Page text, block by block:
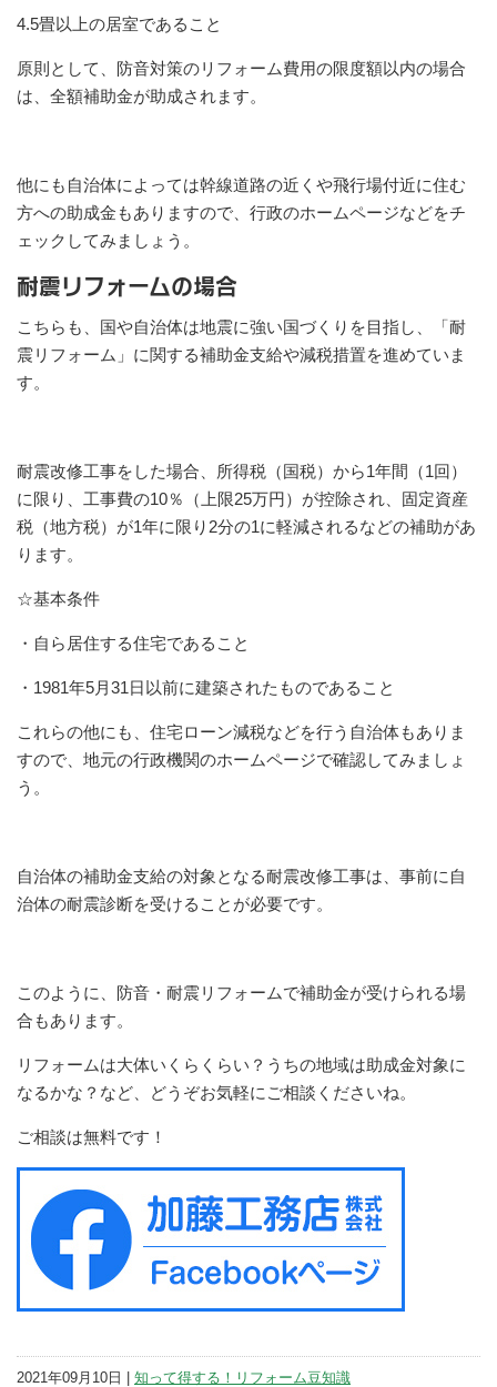
4.5畳以上の居室であること
原則として、防音対策のリフォーム費用の限度額以内の場合
は、全額補助金が助成されます。
他にも自治体によっては幹線道路の近くや飛行場付近に住む
方への助成金もありますので、行政のホームページなどをチ
ェックしてみましょう。
耐震リフォームの場合
こちらも、国や自治体は地震に強い国づくりを目指し、「耐
震リフォーム」に関する補助金支給や減税措置を進めていま
す。
耐震改修工事をした場合、所得税（国税）から1年間（1回）
に限り、工事費の10％（上限25万円）が控除され、固定資産
税（地方税）が1年に限り2分の1に軽減されるなどの補助があ
ります。
☆基本条件
・自ら居住する住宅であること
・1981年5月31日以前に建築されたものであること
これらの他にも、住宅ローン減税などを行う自治体もありま
すので、地元の行政機関のホームページで確認してみましょ
う。
自治体の補助金支給の対象となる耐震改修工事は、事前に自
治体の耐震診断を受けることが必要です。
このように、防音・耐震リフォームで補助金が受けられる場
合もあります。
リフォームは大体いくらくらい？うちの地域は助成金対象に
なるかな？など、どうぞお気軽にご相談くださいね。
ご相談は無料です！
2021年09月10日 | 知って得する！リフォーム豆知識